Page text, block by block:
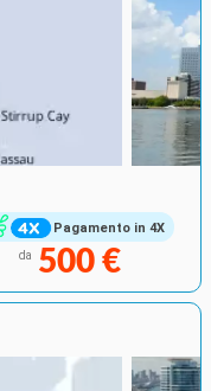
Pagamento in 4X
da 500 €